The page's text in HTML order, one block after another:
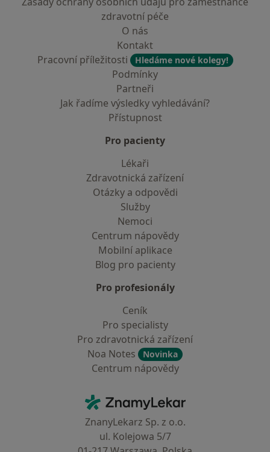
zdravotní péče
O nás
Kontakt
Pracovní příležitosti
Hledáme nové kolegy!
Podmínky
Partneři
Jak řadíme výsledky vyhledávání?
Přístupnost
Pro pacienty
Lékaři
Zdravotnická zařízení
Otázky a odpovědi
Služby
Nemoci
Centrum nápovědy
Mobilní aplikace
Blog pro pacienty
Pro profesionály
Ceník
Pro specialisty
Pro zdravotnická zařízení
Noa Notes
Novinka
Centrum nápovědy
ZnamyLekar - Hlavní stránka
ZnanyLekarz Sp. z o.o.
ul. Kolejowa 5/7